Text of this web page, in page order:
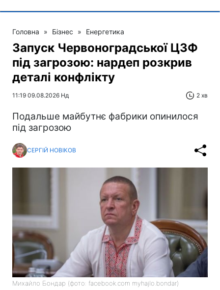
Головна » Бізнес » Енергетика
Запуск Червоноградської ЦЗФ
під загрозою: нардеп розкрив
деталі конфлікту
11:19 09.08.2026 Нд 2 хв
Подальше майбутнє фабрики опинилося
під загрозою
СЕРГІЙ НОВІКОВ
Михайло Бондар (фото: facebook.com myhajlo.bondar)